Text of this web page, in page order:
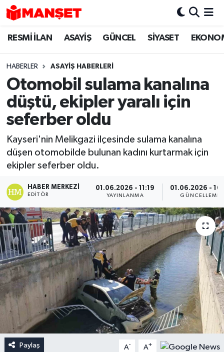
RESMİ İLAN ASAYİŞ GÜNCEL SİYASET
HABERLER ASAYİŞ HABERLERİ
Otomobil sulama kanalına
düştü, ekipler yaralı için
seferber oldu
Kayseri'nin Melikgazi ilçesinde sulama kanalına
düşen otomobilde bulunan kadını kurtarmak için
ekipler seferber oldu.
HABER MERKEZI
EDITÖR
01.06.2026 - 11:19
YAYINLANMA
01.06.2026 -
GÜNCELLEME
Paylaş A- A+
Hava Durumu
Trafik Durumu
Süper Lig Puan Durumu ve Fikstür
Tüm Manşetler
Son Dakika Haberleri
Haber Arşivi